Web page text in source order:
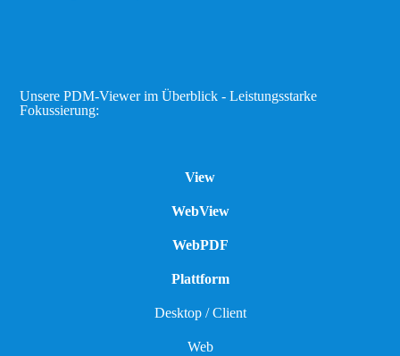
Unsere PDM-Viewer im Überblick - Leistungsstarke
Fokussierung:
View
WebView
WebPDF
Plattform
Desktop / Client
Web